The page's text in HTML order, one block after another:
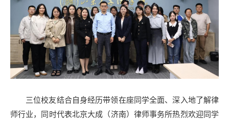
三位校友结合自身经历带领在座同学全面、深入地了解律
师行业，同时代表北京大成（济南）律师事务所热烈欢迎同学